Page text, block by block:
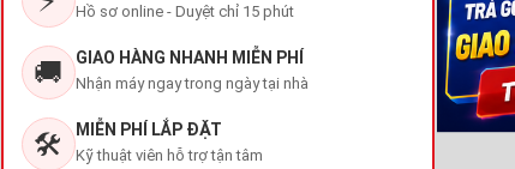
Hồ sơ online - Duyệt chỉ 15 phút
🚚 GIAO HÀNG NHANH MIỄN PHÍ
Nhận máy ngay trong ngày tại nhà
🛠️ MIỄN PHÍ LẮP ĐẶT
Kỹ thuật viên hỗ trợ tận tâm